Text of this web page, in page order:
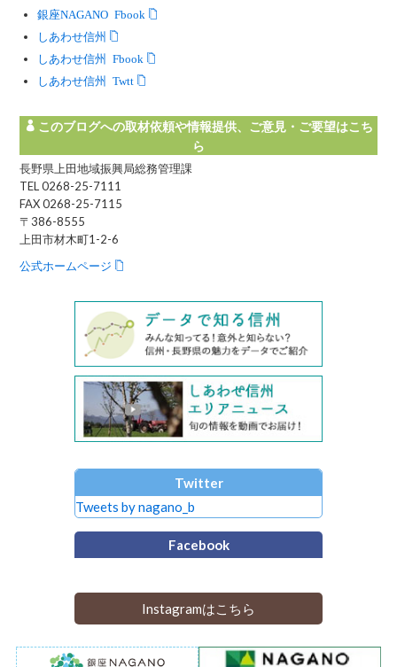
銀座NAGANO Facebook
しあわせ信州
しあわせ信州 Facebook
しあわせ信州 Twitter
このブログへの取材依頼や情報提供、ご意見・ご要望はこち
ら
長野県上田地域振興局総務管理課
TEL 0268-25-7111
FAX 0268-25-7115
〒386-8555
上田市材木町1-2-6
公式ホームページ
Twitter
Tweets by nagano_b
Facebook
Instagramはこちら